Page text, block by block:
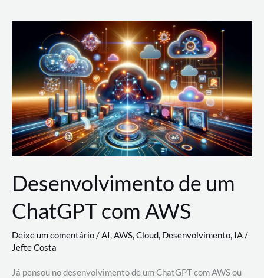
Nuvem:
Google
Cloud,
AWS
e
Azure
Desenvolvimento de um
ChatGPT com AWS
Deixe um comentário/AI,AWS,Cloud, Desenvolvimento, IA/
Jefte Costa
Já pensou no desenvolvimento de um ChatGPT com AWS ou